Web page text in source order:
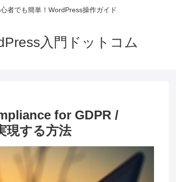
者でも簡単！WordPress操作ガイド
入門ドットコム
for GDPR /
現する方法